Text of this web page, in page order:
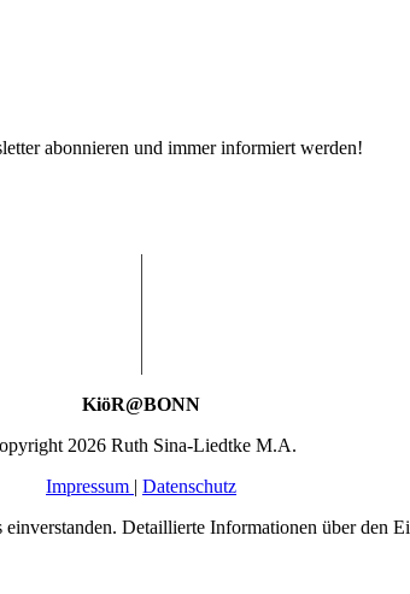
abonnieren und immer informiert werden!
KiöR@BONN
2026 Ruth Sina-Liedtke M.A.
Impressum | Datenschutz
Detaillierte Informationen über den